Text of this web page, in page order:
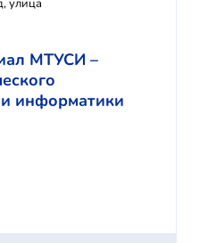
улица
МТУСИ –
и информатики